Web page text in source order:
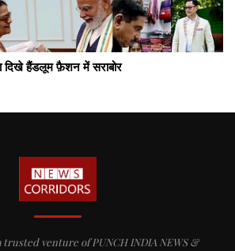
हैंडलूम फ़ैशन में सराबोर
trusted venture of PUNCH INDIA NEWS &